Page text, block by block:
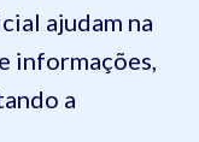
ajudam na
informações,
a